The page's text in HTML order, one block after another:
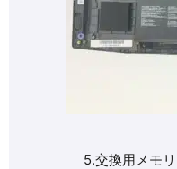
5.交換用メモ